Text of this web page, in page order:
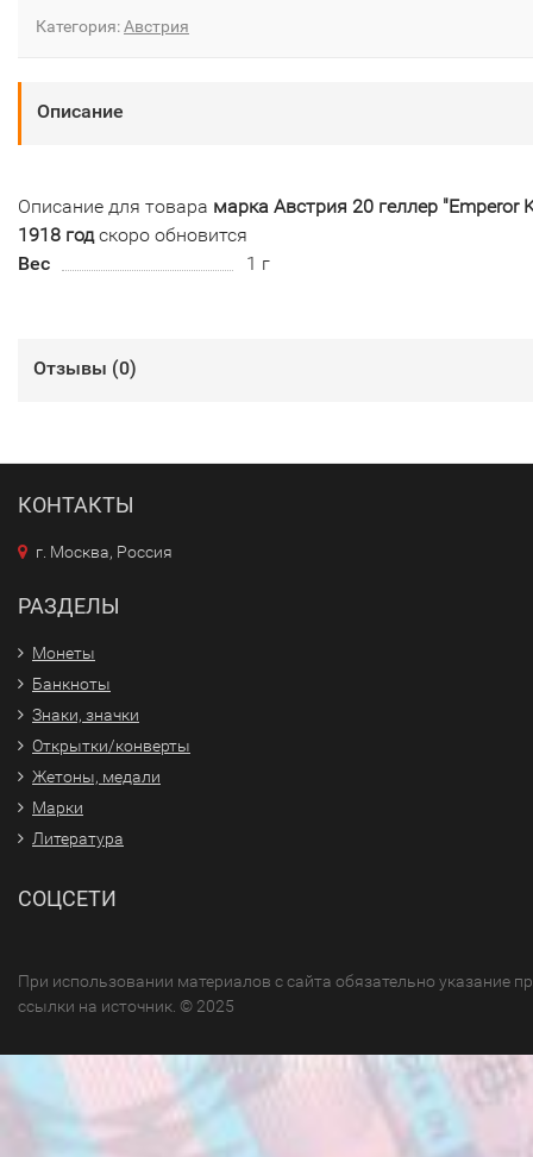
Категория:Австрия
Описание
Описание для товара марка Австрия 20 геллер "Emperor
1918 годскоро обновится
Вес
1 г
Отзывы (0)
КОНТАКТЫ
г. Москва, Россия
РАЗДЕЛЫ
Монеты
Банкноты
Знаки, значки
Открытки/конверты
Жетоны, медали
Марки
Литература
СОЦСЕТИ
При использовании материалов с сайта обязательно указание
ссылки на источник. © 2025